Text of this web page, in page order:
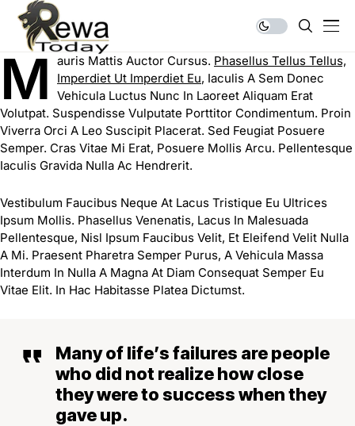
M Auris Mattis Auctor Cursus. Phasellus Tellus Tellus,
Imperdiet Ut Imperdiet Eu, Iaculis A Sem Donec
Vehicula Luctus Nunc In Laoreet Aliquam Erat
Volutpat. Suspendisse Vulputate Porttitor Condimentum. Proin
Viverra Orci A Leo Suscipit Placerat. Sed Feugiat Posuere
Semper. Cras Vitae Mi Erat, Posuere Mollis Arcu. Pellentesque
Iaculis Gravida Nulla Ac Hendrerit.
Vestibulum Faucibus Neque At Lacus Tristique Eu Ultrices
Ipsum Mollis. Phasellus Venenatis, Lacus In Malesuada
Pellentesque, Nisl Ipsum Faucibus Velit, Et Eleifend Velit Nulla
A Mi. Praesent Pharetra Semper Purus, A Vehicula Massa
Interdum In Nulla A Magna At Diam Consequat Semper Eu
Vitae Elit. In Hac Habitasse Platea Dictumst.
Many of life’s failures are people
who did not realize how close
they were to success when they
gave up.